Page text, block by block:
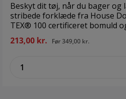
Beskyt dit tøj, når du bager og
stribede forklæde fra House
TEX® 100 certificeret bomuld
design. Det hedder Dry og
nakkestroppen er justérbar.
rummelige lommer i
plads til alt, hvad du har brug
213,00 kr. Før349,00 kr.